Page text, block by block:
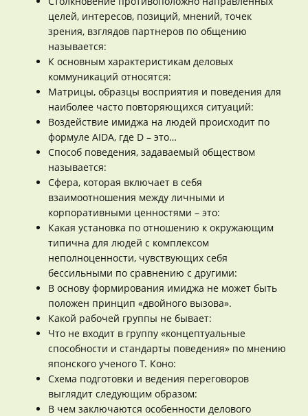
целей, интересов, позиций, мнений, точек
зрения, взглядов партнеров по общению
называется:
К основным характеристикам деловых
коммуникаций относятся:
Матрицы, образцы восприятия и поведения для
наиболее часто повторяющихся ситуаций:
Воздействие имиджа на людей происходит по
формуле AIDA, где D – это…
Способ поведения, задаваемый обществом
называется:
Сфера, которая включает в себя
взаимоотношения между личными и
корпоративными ценностями – это:
Какая установка по отношению к окружающим
типична для людей с комплексом
неполноценности, чувствующих себя
бессильными по сравнению с другими:
В основу формирования имиджа не может быть
положен принцип «двойного вызова».
Какой рабочей группы не бывает:
Что не входит в группу «концептуальные
способности и стандарты поведения» по мнению
японского ученого Т. Коно:
Схема подготовки и ведения переговоров
выглядит следующим образом:
В чем заключаются особенности делового